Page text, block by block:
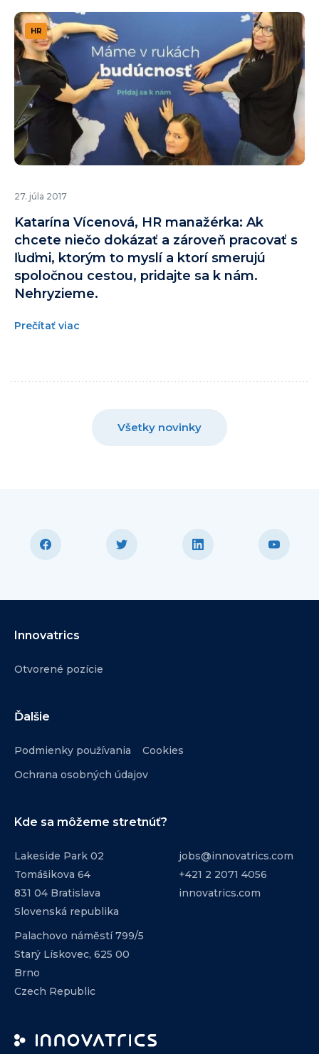
HR
27. júla 2017
Katarína Vícenová, HR manažérka: Ak
chcete niečo dokázať a zároveň pracovať s
ľuďmi, ktorým to myslí a ktorí smerujú
spoločnou cestou, pridajte sa k nám.
Nehryzieme.
Prečítať viac
Všetky novinky
Innovatrics
Otvorené pozície
Ďalšie
Podmienky používania
Cookies
Ochrana osobných údajov
Kde sa môžeme stretnúť?
Lakeside Park 02
Tomášikova 64
831 04 Bratislava
Slovenská republika
Palachovo náměstí 799/5
Starý Lískovec, 625 00
Brno
Czech Republic
jobs@innovatrics.com
+421 2 2071 4056
innovatrics.com